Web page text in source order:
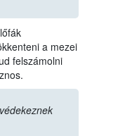
a mezei
felszámolni